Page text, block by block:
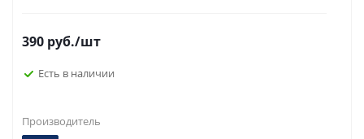
390 руб./шт
Есть в наличии
Производитель